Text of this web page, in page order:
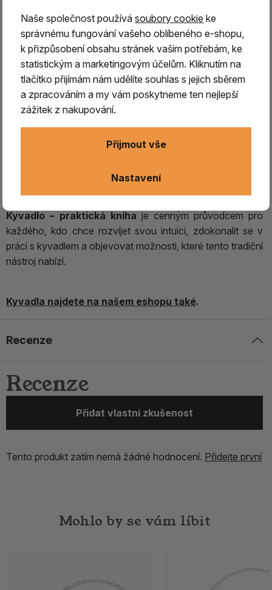
zároveň nabídne rozsáhlou sbírku přehledných
kyvadlových diagramů a tabulek, které usnadňují
získávání informací a praktickou práci.
Pomocí kyvadla můžete zkoumat širokou škálu
témat– od předpovědi počasí, hledání vody a
geopatogenních zón až po určování chybějících
složitě vyhledávat informace v různých příručkách,
Kyvadlo – praktická kniha je cenným průvodcem pro
každého, kdo chce rozvíjet svou intuici, zdokonalit se v
práci s kyvadlem a objevovat možnosti, které tento tradiční
nástroj nabízí.
Kyvadla najdete na našem eshopu také.
Recenze
Recenze
Přidat vlastní zkušenost
Tento produkt zatím nemá žádné hodnocení. Přidejte první
Mohlo by se vám líbit
Naše společnost používásoubory cookie ke
správnému fungování vašeho oblíbeného e-shopu,
k přizpůsobení obsahu stránek vašim potřebám, ke
statistickým a marketingovým účelům. Kliknutím na
tlačítko přijímám nám udělíte souhlas s jejich sběrem
a zpracováním a my vám poskytneme ten nejlepší
zážitek z nakupování.
Nastavení
Přijmout vše